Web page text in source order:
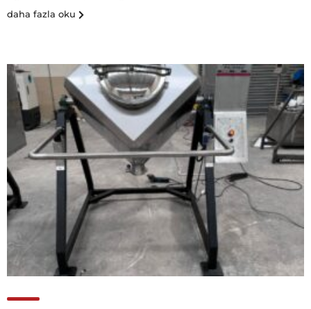
daha fazla oku